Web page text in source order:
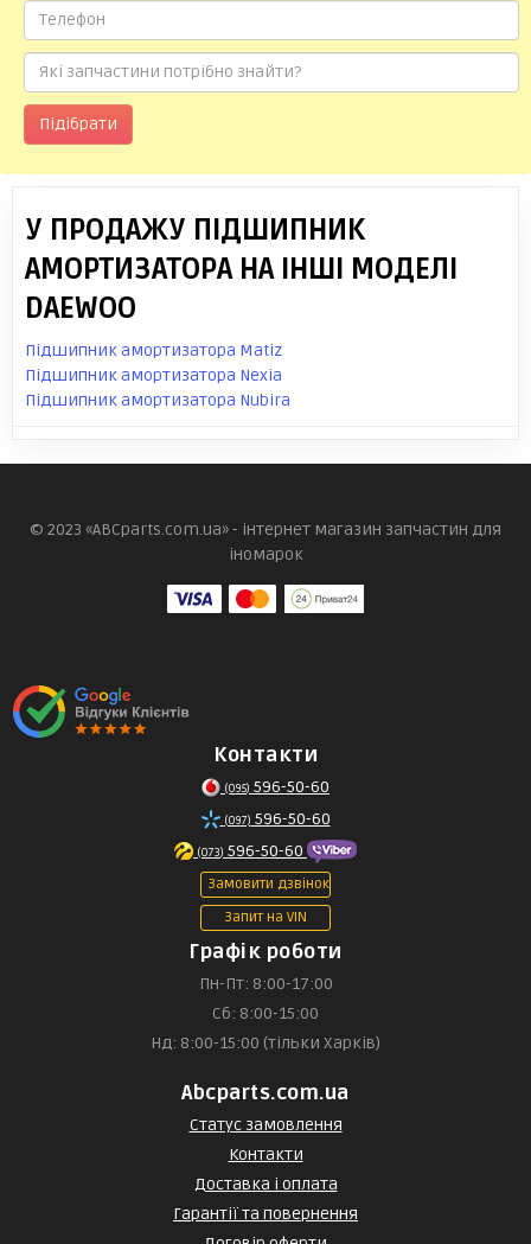
Підібрати
У ПРОДАЖУ ПІДШИПНИК
АМОРТИЗАТОРА НА ІНШІ МОДЕЛІ
DAEWOO
Підшипник амортизатора Matiz
Підшипник амортизатора Nexia
Підшипник амортизатора Nubira
© 2023 «ABCparts.com.ua» - інтернет магазин запчастин для
іномарок
Контакти
(095) 596-50-60
(097) 596-50-60
(073) 596-50-60
Замовити дзвінок
Запит на VIN
Графік роботи
Пн-Пт: 8:00-17:00
Сб: 8:00-15:00
Нд: 8:00-15:00 (тільки Харків)
Abcparts.com.ua
Статус замовлення
Контакти
Доставка і оплата
Гарантії та повернення